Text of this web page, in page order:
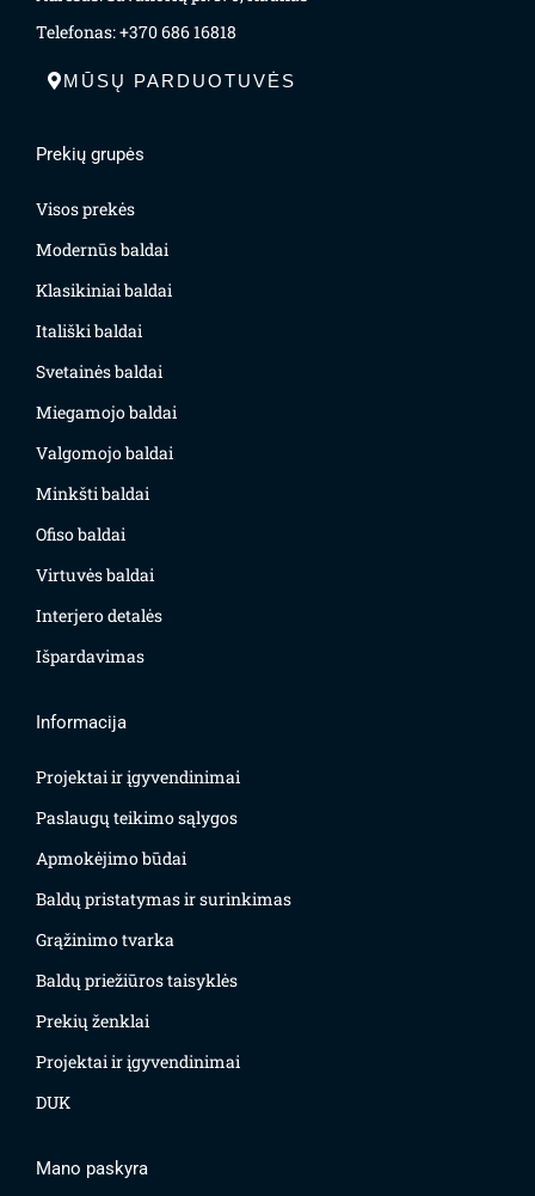
Telefonas: +370 686 16818
MŪSŲ PARDUOTUVĖS
Prekių grupės
Visos prekės
Modernūs baldai
Klasikiniai baldai
Itališki baldai
Svetainės baldai
Miegamojo baldai
Valgomojo baldai
Minkšti baldai
Ofiso baldai
Virtuvės baldai
Interjero detalės
Išpardavimas
Informacija
Projektai ir įgyvendinimai
Paslaugų teikimo sąlygos
Apmokėjimo būdai
Baldų pristatymas ir surinkimas
Grąžinimo tvarka
Baldų priežiūros taisyklės
Prekių ženklai
Projektai ir įgyvendinimai
DUK
Mano paskyra